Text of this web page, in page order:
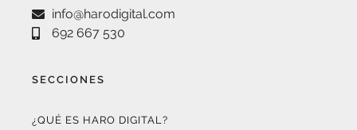
info@harodigital.com
692 667 530
SECCIONES
¿QUÉ ES HARO DIGITAL?